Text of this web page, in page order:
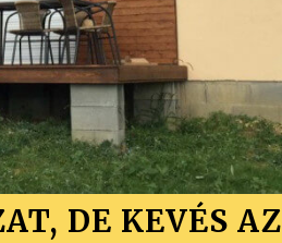
, DE KEVÉS AZ